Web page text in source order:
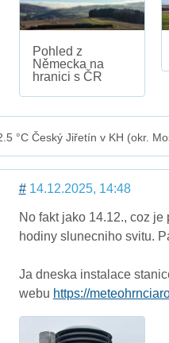
Pohled z
Německa na
hranici s ČR
°C Český Jiřetín v KH (okr.
#14.12.2025, 14:48
No fakt jako 14.12., coz
hodiny slunecniho svitu.
Ja dneska instalace
webu https://